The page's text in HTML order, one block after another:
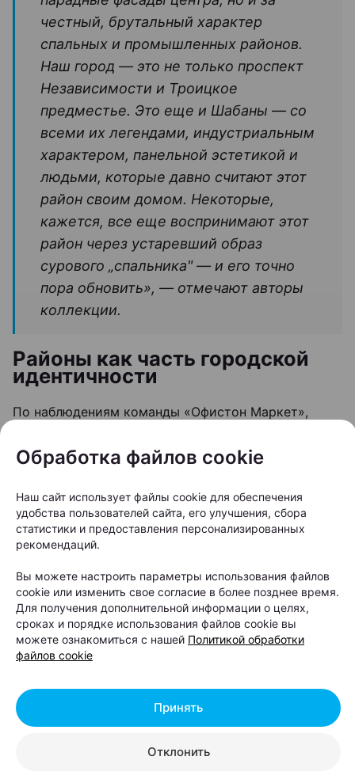
честный, брутальный характер
спальных и промышленных районов.
Наш город — это не только проспект
Независимости и Троицкое
предместье. Это еще и Шабаны — со
всеми их легендами, индустриальным
характером, панельной эстетикой и
людьми, которые давно считают этот
район своим домом. Некоторые,
кажется, все еще воспринимают этот
район через устаревший образ
сурового „спальника" — и его точно
пора обновить», — отмечают авторы
коллекции.
Районы как часть городской
идентичности
По наблюдениям команды «Офистон Маркет»,
через привычные магнитики с ратушей или
вдохновляют обычные кварталы, бетонные дворы,
заводские трубы и остановки — все то, что
знакомо каждому местному жителю.
Обработка файлов cookie
Наш сайт использует файлы cookie для обеспечения
удобства пользователей сайта, его улучшения, сбора
статистики и предоставления персонализированных
рекомендаций.
Вы можете настроить параметры использования файлов
cookie или изменить свое согласие в более позднее время.
Для получения дополнительной информации о целях,
сроках и порядке использования файлов cookie вы
можете ознакомиться с нашей Политикой обработки
файлов cookie
Отклонить
Принять